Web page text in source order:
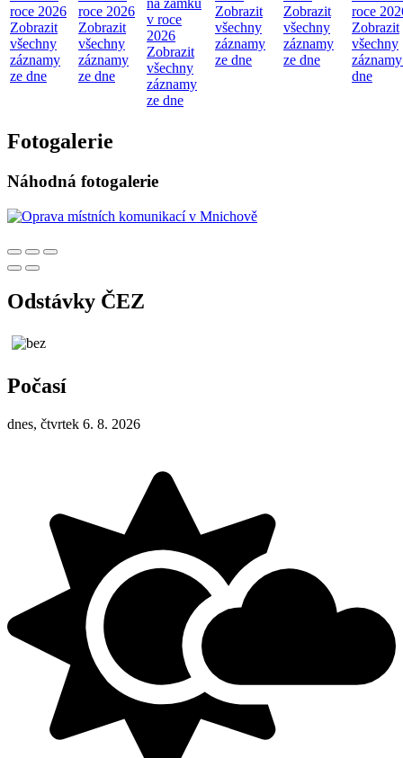
roce 2026
Zobrazit
všechny
záznamy
ze dne
roce 2026
Zobrazit
všechny
záznamy
ze dne
na zámku
v roce
2026
Zobrazit
všechny
záznamy
ze dne
Zobrazit
všechny
záznamy
ze dne
Zobrazit
všechny
záznamy
ze dne
roce
Zobrazit
všechny
dne
Fotogalerie
Náhodná fotogalerie
Odstávky ČEZ
Počasí
dnes, čtvrtek 6. 8. 2026